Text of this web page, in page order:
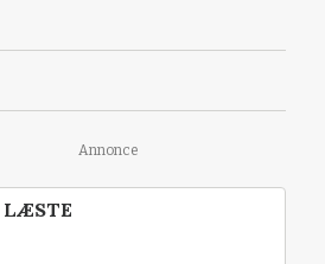
Annonce
LÆSTE